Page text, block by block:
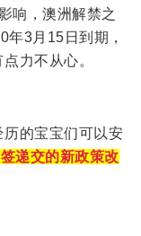
响，澳洲解禁之
年3月15日到期，
力不从心。
的宝宝们可以安
递交的新政策改